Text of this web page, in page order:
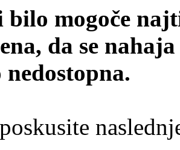
bilo mogoče
da se